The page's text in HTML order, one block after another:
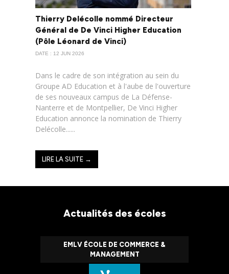
Thierry Delécolle nommé Directeur
Général de De Vinci Higher Education
(Pôle Léonard de Vinci)
DATE : 12 JUN 2026
Dans le cadre de son intégration au sein du
Groupe AD Education et à l'aube de l'ouverture
de ses nouveaux campus de La Défense-
Nanterre et de Montpellier, De Vinci Higher
Education annonce la nomination de Thierry
Delécolle......
LIRE LA SUITE →
Actualités des écoles
EMLV ÉCOLE DE COMMERCE &
MANAGEMENT